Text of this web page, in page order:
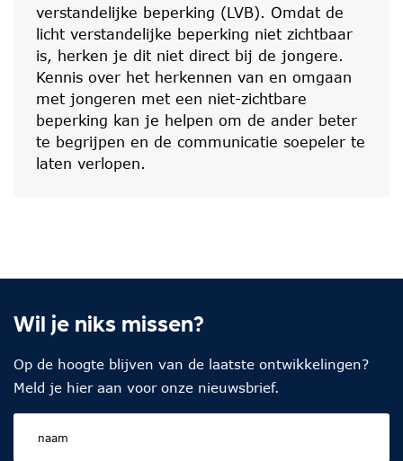
verstandelijke beperking (LVB). Omdat de
licht verstandelijke beperking niet zichtbaar
is, herken je dit niet direct bij de jongere.
Kennis over het herkennen van en omgaan
met jongeren met een niet-zichtbare
beperking kan je helpen om de ander beter
te begrijpen en de communicatie soepeler te
laten verlopen.
Wil je niks missen?
Op de hoogte blijven van de laatste ontwikkelingen?
Meld je hier aan voor onze nieuwsbrief.